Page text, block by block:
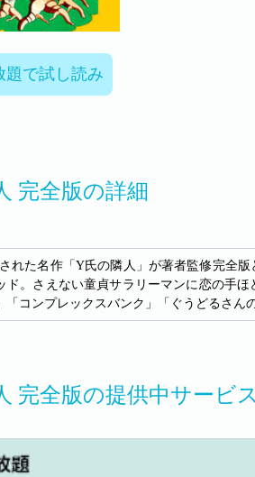
題で試し読み
完全版の詳細
れた名作「Y氏の隣人」が著者監修完全
ド。さえない童貞サラリーマンに恋の手
「コンプレックスバンク」「ぐうどるさん
完全版の提供中サービス